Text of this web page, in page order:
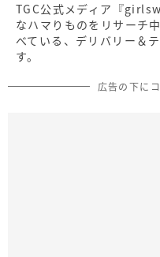
TGC公式メディア『
なハマりものをリサーチ
べている、デリバリー＆
す。
広告の下に